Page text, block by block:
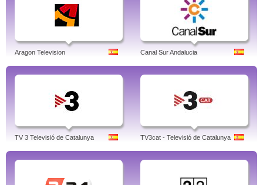
Aragon Television Canal Sur Andalucia
TV 3 Televisió de Catalunya TV3cat - Televisió de Catalunya